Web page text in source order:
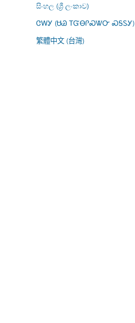
සිංහල (ශ්‍රී ලංකාව)
ᏣᎳᎩ (ᏌᏊ ᎢᏳᎾᎵᏍᏔᏅ ᏍᎦᏚᎩ)
繁體中文 (台灣)